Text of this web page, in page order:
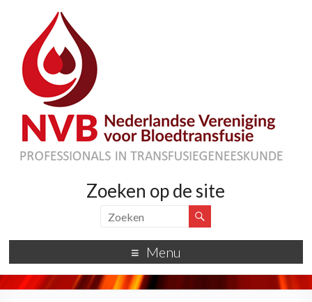
Zoeken op de site
Menu